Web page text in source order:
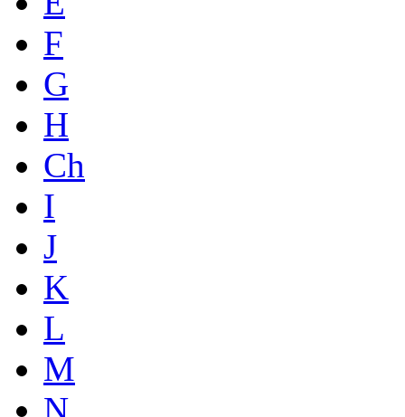
F
G
H
Ch
I
J
K
L
M
N